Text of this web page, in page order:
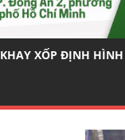
KHAY XỐP ĐỊNH HÌNH